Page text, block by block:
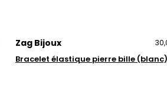
Zag Bijoux
Bracelet élastique pierre bille (blanc)